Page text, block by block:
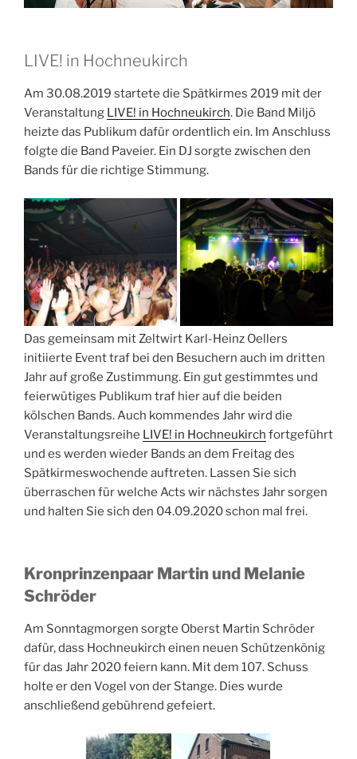
LIVE! in Hochneukirch
Am 30.08.2019 startete die Spätkirmes 2019 mit der
Veranstaltung LIVE! in Hochneukirch. Die Band Miljö
heizte das Publikum dafür ordentlich ein. Im Anschluss
folgte die Band Paveier. Ein DJ sorgte zwischen den
Bands für die richtige Stimmung.
Das gemeinsam mit Zeltwirt Karl-Heinz Oellers
initiierte Event traf bei den Besuchern auch im dritten
Jahr auf große Zustimmung. Ein gut gestimmtes und
feierwütiges Publikum traf hier auf die beiden
kölschen Bands. Auch kommendes Jahr wird die
Veranstaltungsreihe LIVE! in Hochneukirch fortgeführt
und es werden wieder Bands an dem Freitag des
Spätkirmeswochende auftreten. Lassen Sie sich
überraschen für welche Acts wir nächstes Jahr sorgen
und halten Sie sich den 04.09.2020 schon mal frei.
Kronprinzenpaar Martin und Melanie
Schröder
Am Sonntagmorgen sorgte Oberst Martin Schröder
dafür, dass Hochneukirch einen neuen Schützenkönig
für das Jahr 2020 feiern kann. Mit dem 107. Schuss
holte er den Vogel von der Stange. Dies wurde
anschließend gebührend gefeiert.